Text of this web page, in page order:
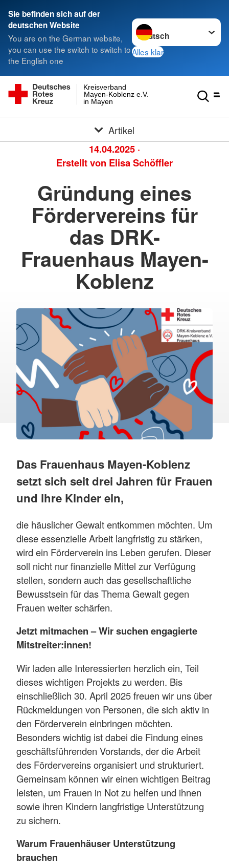
Sie befinden sich auf der
deutschen Website
You are on the German website,
you can use the switch to switch to
the English one
Sprache wechseln zu
Alles klar
in Mayen
Mayen-Koblenz e.V.
Kreisverband
Artikel
14.04.2025 ·
Erstellt von Elisa Schöffler
Gründung eines
Fördervereins für
das DRK-
Frauenhaus Mayen-
Koblenz
Das Frauenhaus Mayen-Koblenz
setzt sich seit drei Jahren für Frauen
und ihre Kinder ein,
die häuslicher Gewalt entkommen möchten. Um
diese essenzielle Arbeit langfristig zu stärken,
wird ein Förderverein ins Leben gerufen. Dieser
soll nicht nur finanzielle Mittel zur Verfügung
stellen, sondern auch das gesellschaftliche
Bewusstsein für das Thema Gewalt gegen
Frauen weiter schärfen.
Jetzt mitmachen – Wir suchen engagierte
Mitstreiter:innen!
Wir laden alle Interessierten herzlich ein, Teil
dieses wichtigen Projekts zu werden. Bis
einschließlich 30. April 2025 freuen wir uns über
Rückmeldungen von Personen, die sich aktiv in
den Förderverein einbringen möchten.
Besonders wichtig ist dabei die Findung eines
geschäftsführenden Vorstands, der die Arbeit
des Fördervereins organisiert und strukturiert.
Gemeinsam können wir einen wichtigen Beitrag
leisten, um Frauen in Not zu helfen und ihnen
sowie ihren Kindern langfristige Unterstützung
zu sichern.
Warum Frauenhäuser Unterstützung
brauchen